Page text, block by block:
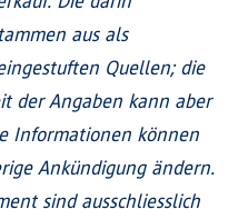
aus als
Quellen; die
der Angaben kann aber
Informationen können
Ankündigung ändern.
sind ausschliesslich